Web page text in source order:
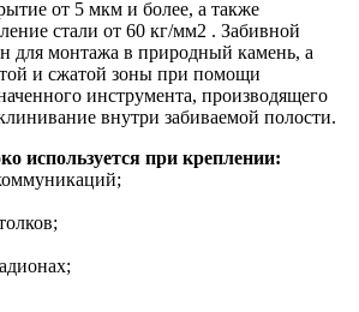
от 5 мкм и более, а также
стали от 60 кг/мм2 . Забивной
для монтажа в природный камень, а
и сжатой зоны при помощи
инструмента, производящего
внутри забиваемой полости.
используется при креплении: